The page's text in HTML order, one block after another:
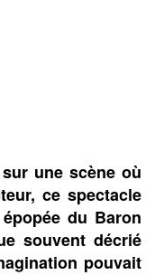
une scène où
ce spectacle
du Baron
souvent décrié
pouvait